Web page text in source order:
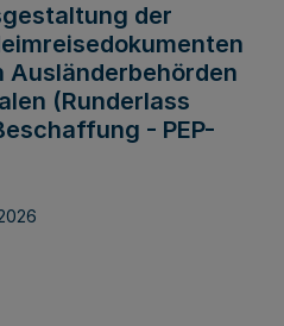
der
Ausländerbehörden
(Runderlass
- PEP-